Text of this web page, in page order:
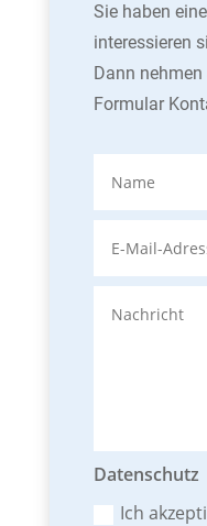
Sie haben
interessieren
Dann
Formular
Datenschutz
Ich